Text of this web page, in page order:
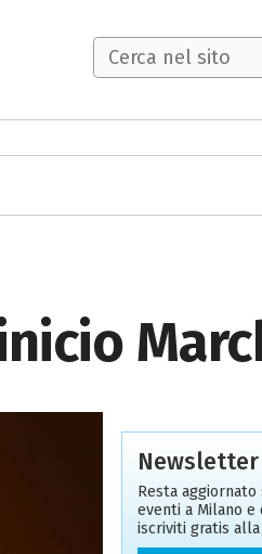
Newsletter
Resta
eventi a Milano e
iscriviti gratis